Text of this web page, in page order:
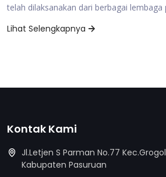
telah dilaksanakan dari berbagai lembaga
Lihat Selengkapnya
Kontak Kami
Jl.Letjen S Parman No.77
Kabupaten Pasuruan